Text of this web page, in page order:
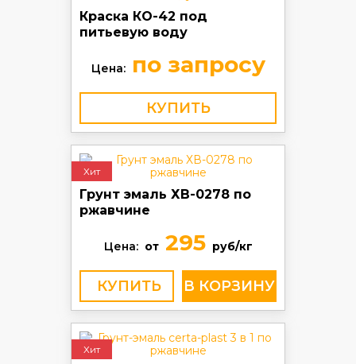
Краска КО-42 под
питьевую воду
Цена:по запросу
КУПИТЬ
Хит
Грунт эмаль ХВ-0278 по
ржавчине
Цена: от295 руб/кг
КУПИТЬ
Хит